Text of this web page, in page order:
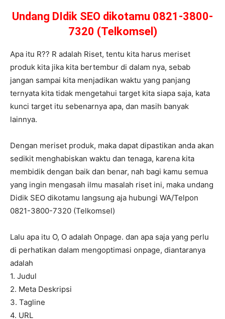
Undang DIdik SEO dikotamu 0821-3800-
7320 (Telkomsel)
Apa itu R?? R adalah Riset, tentu kita harus meriset
produk kita jika kita bertembur di dalam nya, sebab
jangan sampai kita menjadikan waktu yang panjang
ternyata kita tidak mengetahui target kita siapa saja, kata
kunci target itu sebenarnya apa, dan masih banyak
lainnya.
Dengan meriset produk, maka dapat dipastikan anda akan
sedikit menghabiskan waktu dan tenaga, karena kita
membidik dengan baik dan benar, nah bagi kamu semua
yang ingin mengasah ilmu masalah riset ini, maka undang
Didik SEO dikotamu langsung aja hubungi WA/Telpon
0821-3800-7320 (Telkomsel)
Lalu apa itu O, O adalah Onpage. dan apa saja yang perlu
di perhatikan dalam mengoptimasi onpage, diantaranya
adalah
1. Judul
2. Meta Deskripsi
3. Tagline
4. URL